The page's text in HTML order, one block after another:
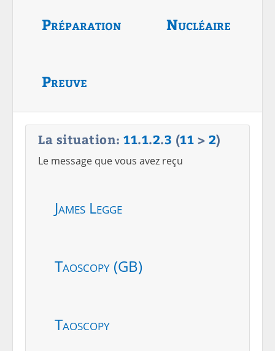
Préparation Nucléaire
Preuve
La situation: 11.1.2.3 (11 > 2)
Le message que vous avez reçu
James Legge
Taoscopy (GB)
Taoscopy